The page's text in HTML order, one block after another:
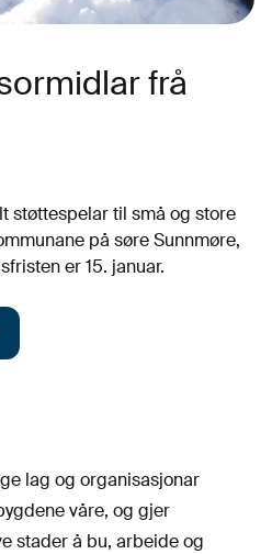
frå
støttespelar til små og store
på søre Sunnmøre,
er 15. januar.
lag og organisasjonar
våre, og gjer
stader å bu, arbeide og